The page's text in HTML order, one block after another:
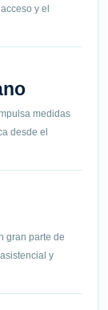
y el
medidas
desde el
gran parte de
y